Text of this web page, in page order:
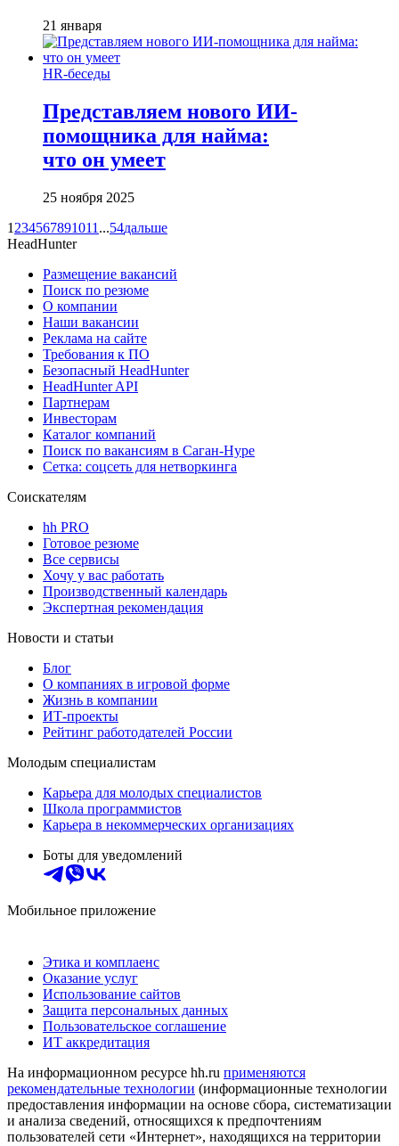
21 января
HR-беседы
Представляем нового ИИ-
помощника для найма:
что он умеет
25 ноября 2025
1 234567891011 ...54дальше
HeadHunter
Размещение вакансий
Поиск по резюме
О компании
Наши вакансии
Реклама на сайте
Требования к ПО
Безопасный HeadHunter
HeadHunter API
Партнерам
Инвесторам
Каталог компаний
Поиск по вакансиям в Саган-Нуре
Сетка: соцсеть для нетворкинга
Соискателям
hh PRO
Готовое резюме
Все сервисы
Хочу у вас работать
Производственный календарь
Экспертная рекомендация
Новости и статьи
Блог
О компаниях в игровой форме
Жизнь в компании
ИТ-проекты
Рейтинг работодателей России
Молодым специалистам
Карьера для молодых специалистов
Школа программистов
Карьера в некоммерческих организациях
Боты для уведомлений
Мобильное приложение
Этика и комплаенс
Оказание услуг
Использование сайтов
Защита персональных данных
Пользовательское соглашение
ИТ аккредитация
На информационном ресурсе hh.ru применяются
рекомендательные технологии (информационные технологии
предоставления информации на основе сбора, систематизации
и анализа сведений, относящихся к предпочтениям
пользователей сети «Интернет», находящихся на территории